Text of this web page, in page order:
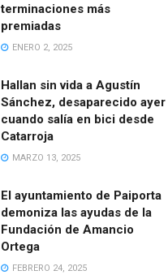
terminaciones más
premiadas
ENERO 2, 2025
Hallan sin vida a Agustín
Sánchez, desaparecido ayer
cuando salía en bici desde
Catarroja
MARZO 13, 2025
El ayuntamiento de Paiporta
demoniza las ayudas de la
Fundación de Amancio
Ortega
FEBRERO 24, 2025